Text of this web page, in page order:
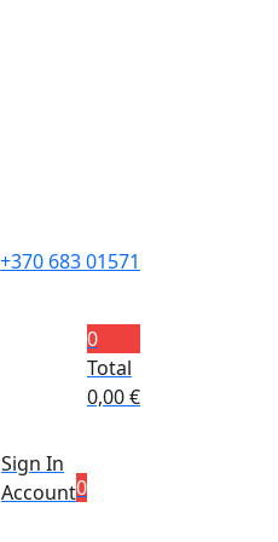
+370 683 01571
Sign In
Account0
0
Total
0,00€